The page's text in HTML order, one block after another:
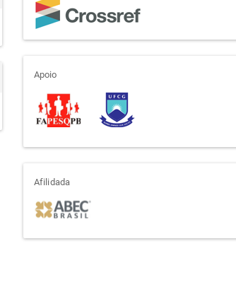
apoio
Apoio
afiliada
Afilidada